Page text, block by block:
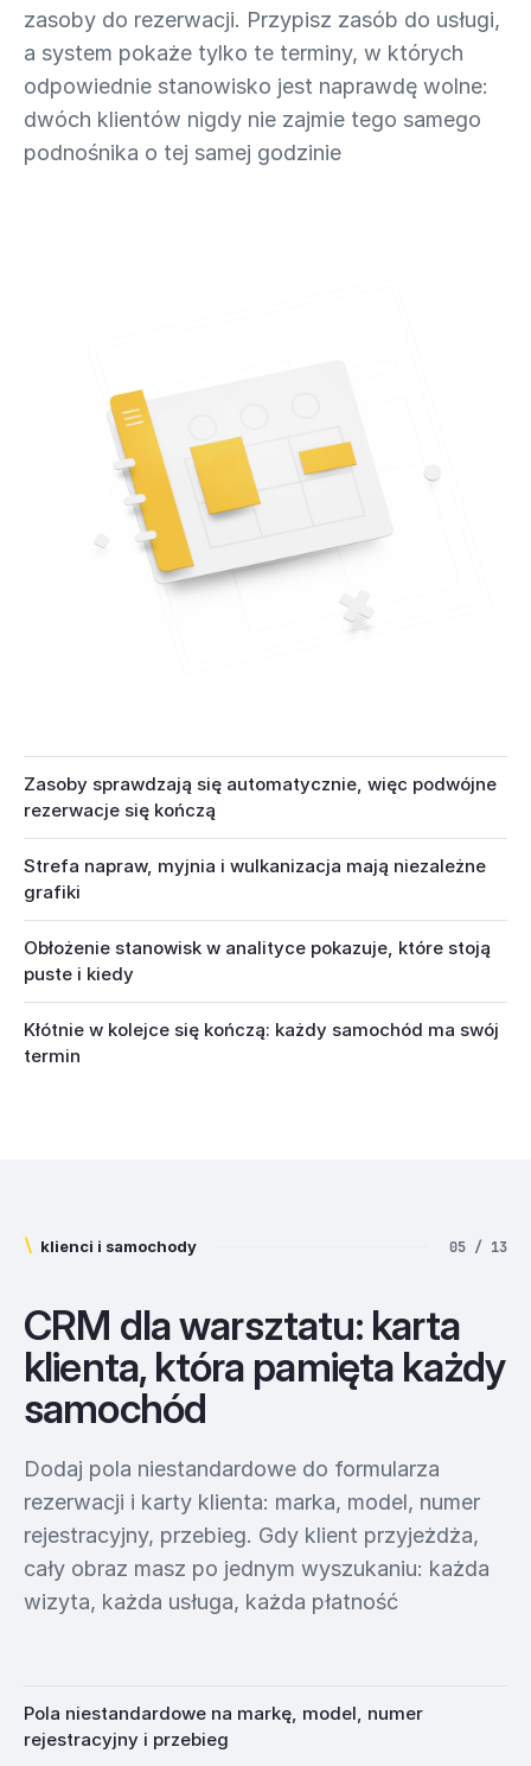
zasoby do rezerwacji. Przypisz zasób do usługi,
a system pokaże tylko te terminy, w których
odpowiednie stanowisko jest naprawdę wolne:
dwóch klientów nigdy nie zajmie tego samego
podnośnika o tej samej godzinie
Zasoby sprawdzają się automatycznie, więc podwójne
rezerwacje się kończą
Strefa napraw, myjnia i wulkanizacja mają niezależne
grafiki
Obłożenie stanowisk w analityce pokazuje, które stoją
puste i kiedy
Kłótnie w kolejce się kończą: każdy samochód ma swój
termin
\ klienci i samochody 05 / 13
CRM dla warsztatu: karta
klienta, która pamięta każdy
samochód
Dodaj pola niestandardowe do formularza
rezerwacji i karty klienta: marka, model, numer
rejestracyjny, przebieg. Gdy klient przyjeżdża,
cały obraz masz po jednym wyszukaniu: każda
wizyta, każda usługa, każda płatność
Pola niestandardowe na markę, model, numer
rejestracyjny i przebieg